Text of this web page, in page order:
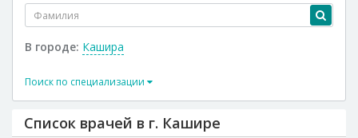
В городе: Кашира
Поиск по специализации
Список врачей в г. Кашире